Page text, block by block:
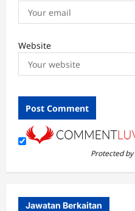
Website
Protected by
Jawatan Berkaitan